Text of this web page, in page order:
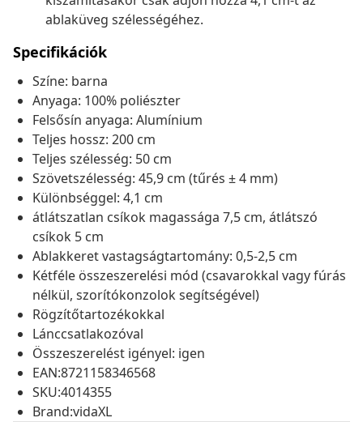
ablaküveg szélességéhez.
Specifikációk
Színe: barna
Anyaga: 100% poliészter
Felsősín anyaga: Alumínium
Teljes hossz: 200 cm
Teljes szélesség: 50 cm
Szövetszélesség: 45,9 cm (tűrés ± 4 mm)
Különbséggel: 4,1 cm
átlátszatlan csíkok magassága 7,5 cm, átlátszó
csíkok 5 cm
Ablakkeret vastagságtartomány: 0,5-2,5 cm
Kétféle összeszerelési mód (csavarokkal vagy fúrás
nélkül, szorítókonzolok segítségével)
Rögzítőtartozékokkal
Lánccsatlakozóval
Összeszerelést igényel: igen
EAN:8721158346568
SKU:4014355
Brand:vidaXL